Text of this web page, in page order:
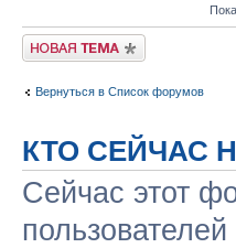
Новая тема
Вернуться в Список форумов
КТО СЕЙЧАС
Сейчас этот
пользователей